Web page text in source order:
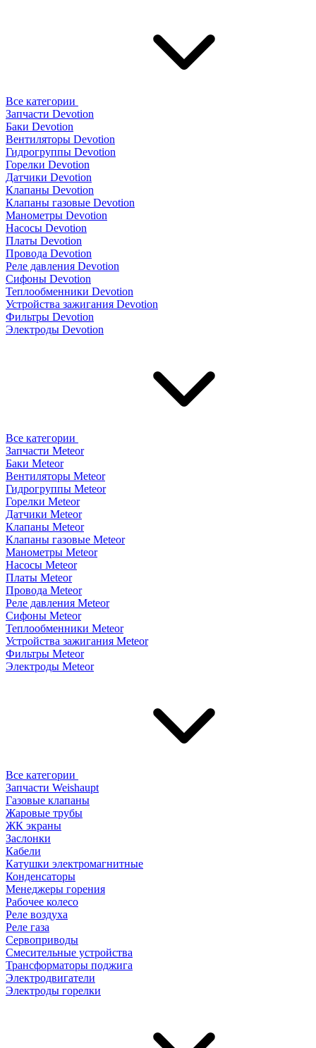
Все категории
Запчасти Devotion
Баки Devotion
Вентиляторы Devotion
Гидрогруппы Devotion
Горелки Devotion
Датчики Devotion
Клапаны Devotion
Клапаны газовые Devotion
Манометры Devotion
Насосы Devotion
Платы Devotion
Провода Devotion
Реле давления Devotion
Сифоны Devotion
Теплообменники Devotion
Устройства зажигания Devotion
Фильтры Devotion
Электроды Devotion
Все категории
Запчасти Meteor
Баки Meteor
Вентиляторы Meteor
Гидрогруппы Meteor
Горелки Meteor
Датчики Meteor
Клапаны Meteor
Клапаны газовые Meteor
Манометры Meteor
Насосы Meteor
Платы Meteor
Провода Meteor
Реле давления Meteor
Сифоны Meteor
Теплообменники Meteor
Устройства зажигания Meteor
Фильтры Meteor
Электроды Meteor
Все категории
Запчасти Weishaupt
Газовые клапаны
Жаровые трубы
ЖК экраны
Заслонки
Кабели
Катушки электромагнитные
Конденсаторы
Менеджеры горения
Рабочее колесо
Реле воздухa
Реле газа
Сервоприводы
Смесительные устройства
Трансформаторы поджига
Электродвигатели
Электроды горелки